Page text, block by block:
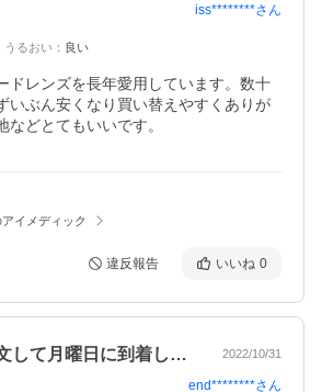
iss********さん
うるおい ： 良い
ドレンズを長年愛用しています。数十
いぶん安くなり買い替えやすくありが
などとてもいいです。
イメディック
違反報告 いいね 0
木曜日の夜に注文して月曜日に到着しまし… 2022/10/31
end********さん